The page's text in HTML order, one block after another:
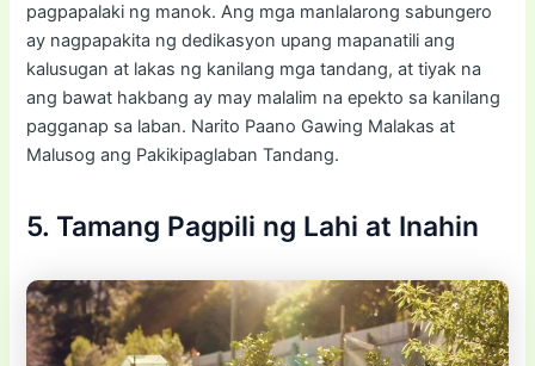
pagpapalaki ng manok. Ang mga manlalarong sabungero
ay nagpapakita ng dedikasyon upang mapanatili ang
kalusugan at lakas ng kanilang mga tandang, at tiyak na
ang bawat hakbang ay may malalim na epekto sa kanilang
pagganap sa laban. Narito Paano Gawing Malakas at
Malusog ang Pakikipaglaban Tandang.
5. Tamang Pagpili ng Lahi at Inahin